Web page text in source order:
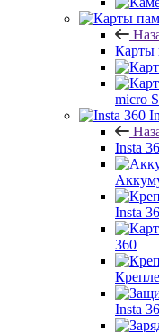
Карты
micro
Insta
Insta
360
Insta